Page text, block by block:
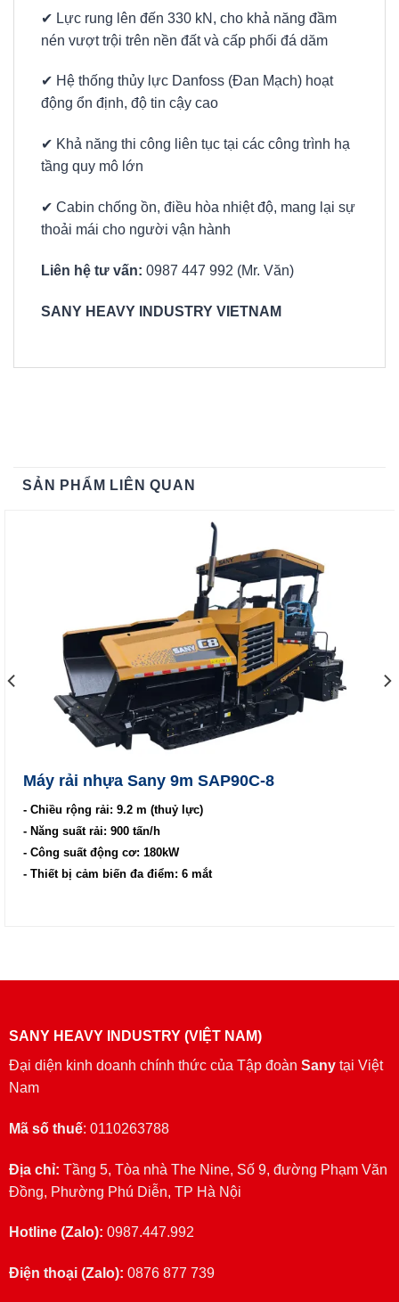
✔ Lực rung lên đến 330 kN, cho khả năng đầm
nén vượt trội trên nền đất và cấp phối đá dăm
✔ Hệ thống thủy lực Danfoss (Đan Mạch) hoạt
động ổn định, độ tin cậy cao
✔ Khả năng thi công liên tục tại các công trình hạ
tầng quy mô lớn
✔ Cabin chống ồn, điều hòa nhiệt độ, mang lại sự
thoải mái cho người vận hành
Liên hệ tư vấn: 0987 447 992 (Mr. Văn)
SANY HEAVY INDUSTRY VIETNAM
SẢN PHẨM LIÊN QUAN
Máy rải nhựa Sany 9m SAP90C-8
- Chiều rộng rải: 9.2 m (thuỷ lực)
- Năng suất rải: 900 tấn/h
- Công suất động cơ: 180kW
- Thiết bị cảm biến đa điểm: 6 mắt
SANY HEAVY INDUSTRY (VIỆT NAM)
Đại diện kinh doanh chính thức của Tập đoàn Sanytại Việt
Nam
Mã số thuế: 0110263788
Địa chỉ: Tầng 5, Tòa nhà The Nine, Số 9, đường Phạm Văn
Đồng, Phường Phú Diễn, TP Hà Nội
Hotline (Zalo): 0987.447.992
Điện thoại (Zalo): 0876 877 739